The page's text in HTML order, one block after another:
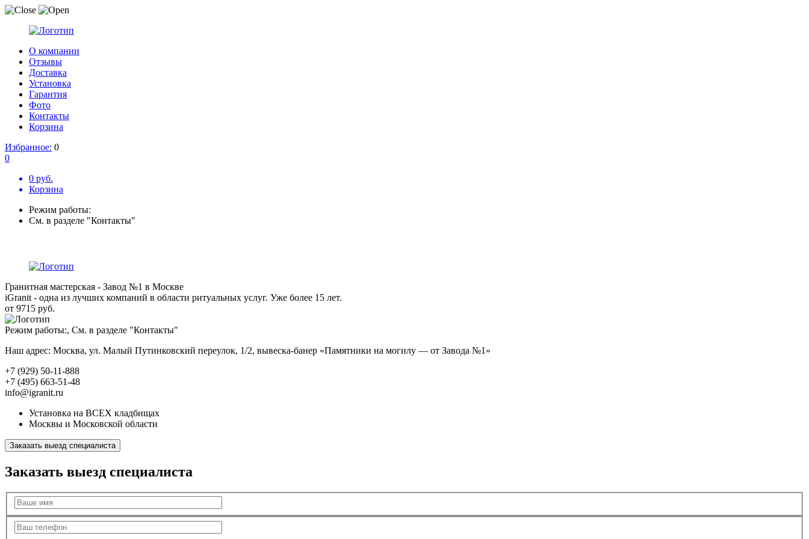
О компании
Отзывы
Доставка
Установка
Гарантия
Фото
Контакты
Корзина
Избранное: 0
0
0 руб.
Корзина
Режим работы:
См. в разделе "Контакты"
Гранитная мастерская - Завод №1 в Москве
iGranit - одна из лучших компаний в области ритуальных услуг. Уже более 15 лет.
от 9715 руб.
Режим работы:, См. в разделе "Контакты"
Наш адрес: Москва, ул. Малый Путинковский переулок, 1/2, вывеска-банер «Памятники на могилу — от Завода №1»
+7 (929) 50-11-888
+7 (495) 663-51-48
info@igranit.ru
Установка на ВСЕХ кладбищах
Москвы и Московской области
Заказать выезд специалиста
Заказать выезд специалиста